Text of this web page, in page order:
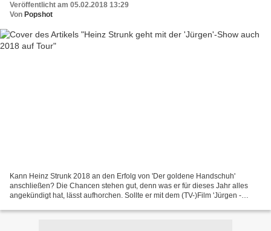
Veröffentlicht am 05.02.2018 13:29
Von Popshot
Kann Heinz Strunk 2018 an den Erfolg von 'Der goldene Handschuh'
anschließen? Die Chancen stehen gut, denn was er für dieses Jahr alles
angekündigt hat, lässt aufhorchen. Sollte er mit dem (TV-)Film 'Jürgen -